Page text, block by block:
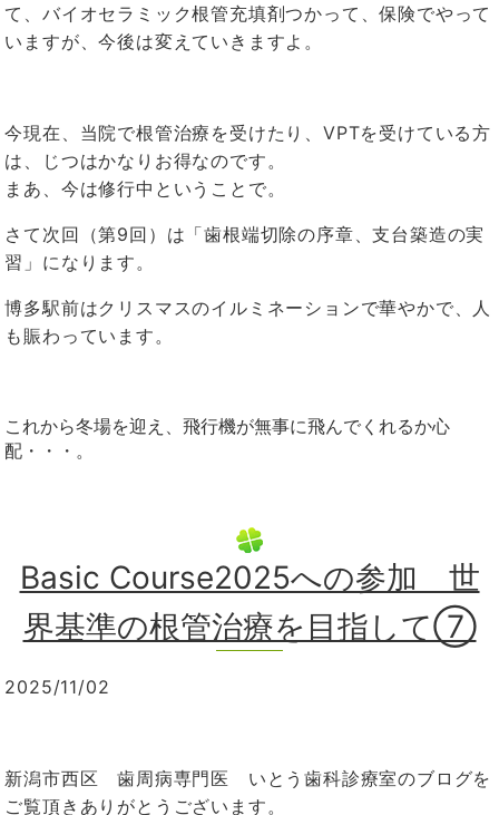
て、バイオセラミック根管充填剤つかって、保険でやって
いますが、今後は変えていきますよ。
今現在、当院で根管治療を受けたり、VPTを受けている方
は、じつはかなりお得なのです。
まあ、今は修行中ということで。
さて次回（第9回）は「歯根端切除の序章、支台築造の実
習」になります。
博多駅前はクリスマスのイルミネーションで華やかで、人
も賑わっています。
これから冬場を迎え、飛行機が無事に飛んでくれるか心
配・・・。
Basic Course2025への参加 世
界基準の根管治療を目指して⑦
2025/11/02
新潟市西区 歯周病専門医 いとう歯科診療室のブログを
ご覧頂きありがとうございます。